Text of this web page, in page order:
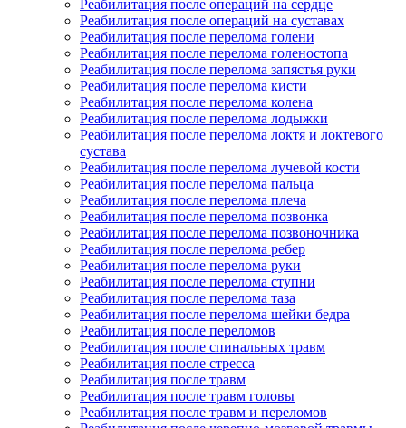
Реабилитация после операций на сердце
Реабилитация после операций на суставах
Реабилитация после перелома голени
Реабилитация после перелома голеностопа
Реабилитация после перелома запястья руки
Реабилитация после перелома кисти
Реабилитация после перелома колена
Реабилитация после перелома лодыжки
Реабилитация после перелома локтя и локтевого
сустава
Реабилитация после перелома лучевой кости
Реабилитация после перелома пальца
Реабилитация после перелома плеча
Реабилитация после перелома позвонка
Реабилитация после перелома позвоночника
Реабилитация после перелома ребер
Реабилитация после перелома руки
Реабилитация после перелома ступни
Реабилитация после перелома таза
Реабилитация после перелома шейки бедра
Реабилитация после переломов
Реабилитация после спинальных травм
Реабилитация после стресса
Реабилитация после травм
Реабилитация после травм головы
Реабилитация после травм и переломов